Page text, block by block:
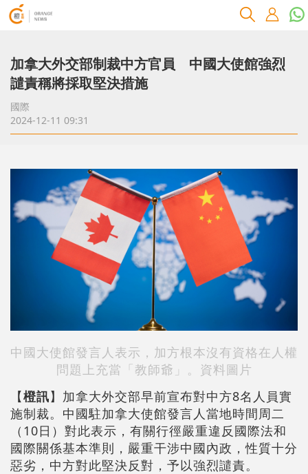
加拿大外交部制裁中方官員 中國大使館強烈
譴責稱將採取堅決措施
國際
2024-12-11 09:31
中國大使館發言人表示，加方根本沒有資格在人權
問題上充當「教師爺」。資料圖片
【橙訊】加拿大外交部早前宣布對中方8名人員實
施制裁。中國駐加拿大使館發言人當地時間周二
（10日）對此表示，有關行徑嚴重違反國際法和
國際關係基本準則，嚴重干涉中國內政，性質十分
惡劣，中方對此堅決反對，予以強烈譴責。